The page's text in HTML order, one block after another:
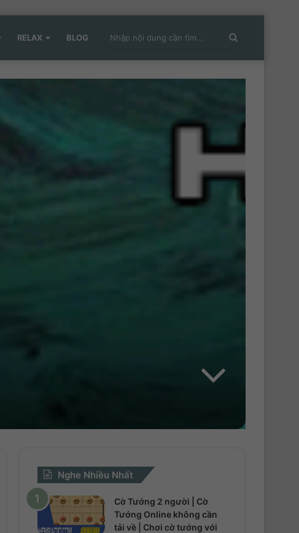
RELAX BLOG
nội
dung
cần
Nghe Nhiều Nhất
Cờ Tướng 2 người | Cờ
Tướng Online không cần
tải về | Chơi cờ tướng với